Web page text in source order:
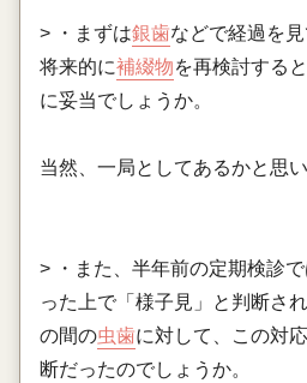
> ・まずは銀歯などで経過を
将来的に補綴物を再検討する
に妥当でしょうか。
当然、一局としてあるかと思い
> ・また、半年前の定期検診で
った上で「様子見」と判断さ
の間の虫歯に対して、この対
断だったのでしょうか。